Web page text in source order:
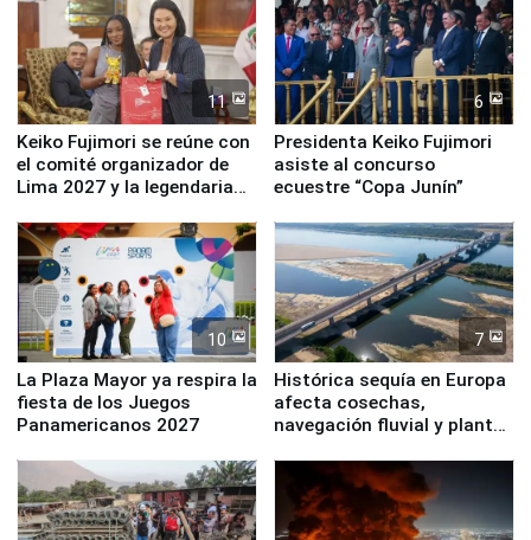
11
Keiko Fujimori se reúne con
el comité organizador de
Lima 2027 y la legendaria
6
Presidenta Keiko Fujimori
asiste al concurso
ecuestre “Copa Junín”
10
La Plaza Mayor ya respira la
fiesta de los Juegos
Panamericanos 2027
7
Histórica sequía en Europa
afecta cosechas,
navegación fluvial y plantas